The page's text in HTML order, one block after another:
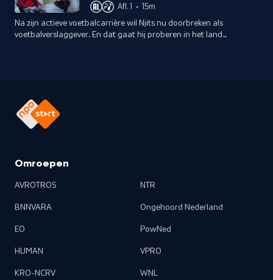
Afl. 1 • 15m
Na zijn actieve voetbalcarrière wil Njits nu doorbreken als
voetbalverslaggever. En dat gaat hij proberen in het land
Egberts, Jeroen van Stekelenburg en Sjoerd van Ramshorst.
Omroepen
AVROTROS
BNNVARA
EO
HUMAN
KRO-NCRV
NTR
Ongehoord Nederland
PowNed
VPRO
WNL